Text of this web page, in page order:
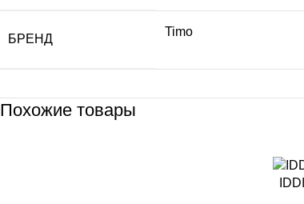
БРЕНД
Timo
Похожие товары